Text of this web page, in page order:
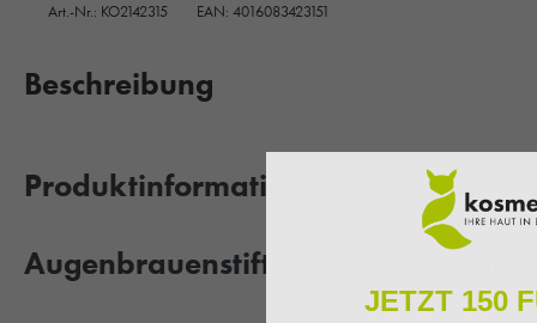
Art.-Nr.: KO2142315 EAN: 4016083423151
Beschreibung
Produktinformationen "EYEBROW
Augenbrauenstift für perfekte
JETZT 150